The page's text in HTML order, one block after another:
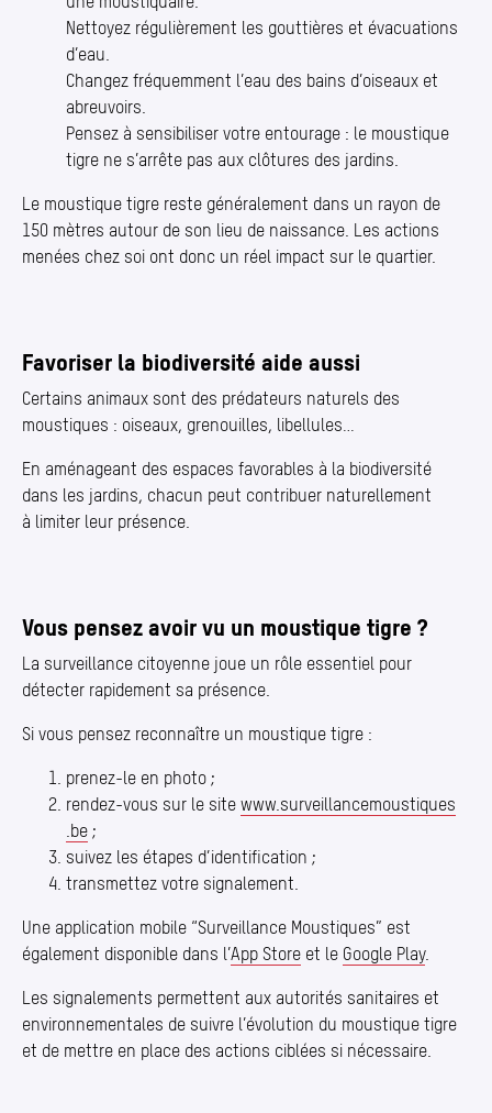
Nettoyez régulièrement les gouttières et évacuations
d’eau.
Changez fréquemment l’eau des bains d’oiseaux et
abreuvoirs.
Pensez à sensibiliser votre entourage : le moustique
tigre ne s’arrête pas aux clôtures des jardins.
Le moustique tigre reste généralement dans un rayon de
150 mètres autour de son lieu de naissance. Les actions
menées chez soi ont donc un réel impact sur le quartier.
Favoriser la biodiversité aide aussi
Certains animaux sont des prédateurs naturels des
moustiques : oiseaux, grenouilles, libellules…
En aménageant des espaces favorables à la biodiversité
dans les jardins, chacun peut contribuer naturellement
à limiter leur présence.
Vous pensez avoir vu un moustique tigre ?
La surveillance citoyenne joue un rôle essentiel pour
détecter rapidement sa présence.
Si vous pensez reconnaître un moustique tigre :
prenez-le en photo ;
rendez-vous sur le site www​.surveillancemoustiques​
.be ;
suivez les étapes d’identification ;
transmettez votre signalement.
Une application mobile “Surveillance Moustiques” est
également disponible dans l’App Store et le Google Play.
Les signalements permettent aux autorités sanitaires et
environnementales de suivre l’évolution du moustique tigre
et de mettre en place des actions ciblées si nécessaire.